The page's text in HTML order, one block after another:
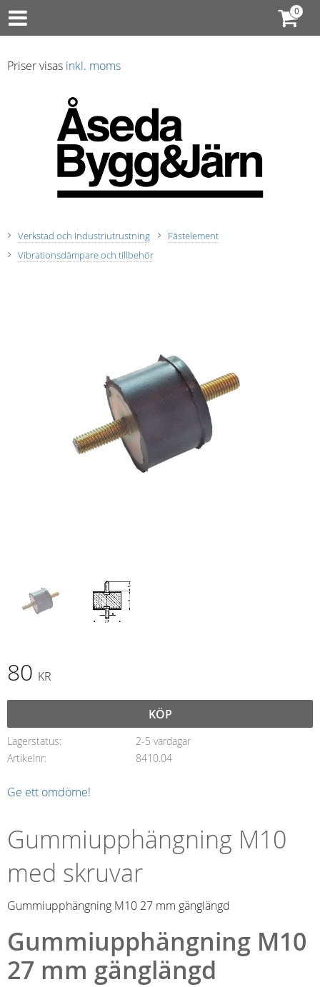
Priser visas inkl. moms
Verkstad och Industriutrustning
Fästelement
Vibrationsdämpare och tillbehör
80 KR
KÖP
Lagerstatus
2-5 vardagar
Artikelnr
8410.04
Ge ett omdöme!
Gummiupphängning M10
med skruvar
Gummiupphängning M10 27 mm gänglängd
Gummiupphängning M10
27 mm gänglängd